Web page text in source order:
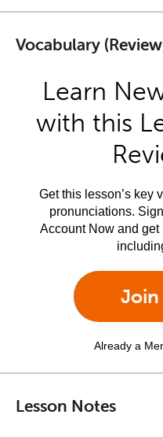
Vocabulary
Learn
with this
Get this lesson’s key
pronunciations.
Account Now and
Join
Already a
Lesson Notes